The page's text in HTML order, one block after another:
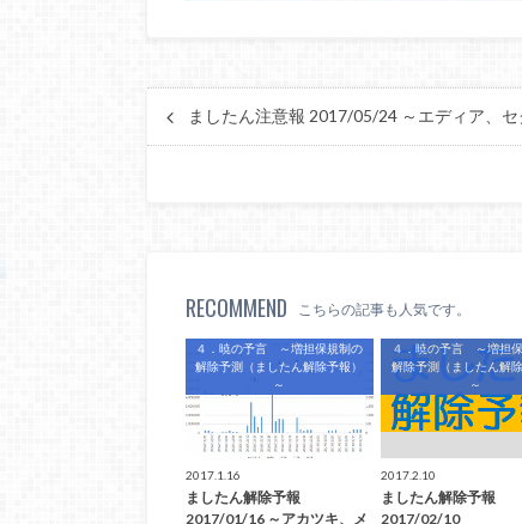
ましたん注意報 2017/05/24 ～エディア、セ
RECOMMEND こちらの記事も人気です。
４．暁の予言 ～増担保規制の
解除予測（ましたん解除予報）
～
2017.1.16
ましたん解除予報
2017/01/16 ～アカツキ、メ
４．暁の予言 ～増担
解除予測（ましたん解
～
2017.2.10
ましたん解除予報
2017/02/10